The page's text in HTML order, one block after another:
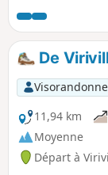
De
11,94 km
Moyenne
Départ à